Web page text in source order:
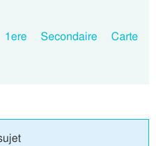
Secondaire Carte